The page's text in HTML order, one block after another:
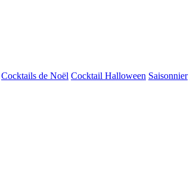
Cocktails de Noël Cocktail Halloween Saisonnier